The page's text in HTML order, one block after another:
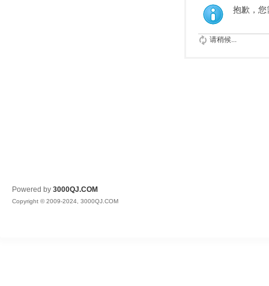
抱歉，您
请稍候...
Powered by 3000QJ.COM
Copyright © 2009-2024, 3000QJ.COM